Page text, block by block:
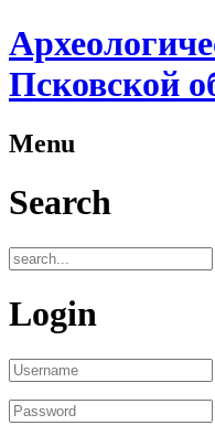
Псковской
Menu
Search
Login